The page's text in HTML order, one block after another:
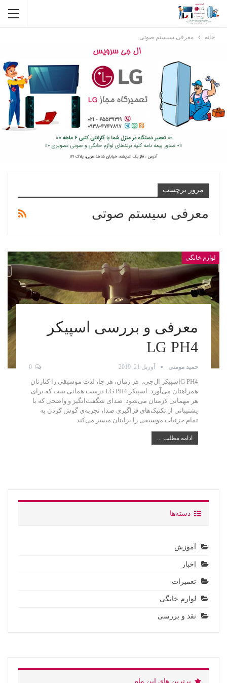
خانه معرفی سیستم صوتی
مرور برچسب
معرفی سیستم صوتی
لوارم خانگی
معرفی و بررسی اسپیکر
LG PH4
حمید مومنی آوریل 21, 2019 0
G PH4اسپیکر ال‌جی، هر زمان، هر جا، لذت موسیقی را کنارتان
همراهتان می‌آورد. اسپیکر LG PH4 درست همانی ست که برای
هر مهمانی لازمتان می‌شود. صدای شگفت‌انگیز و واضحی که با
پشتیبانی از تکنیک‌های فراگیری صدا، تجربه‌ی گوش کردن به
تمام جزئیات موسیقی را برایتان میسر می‌کند
ادامه مطلب ...
دسته‌ها
آموزش
اخبار
تعمیرات
لوارم خانگی
نقد و بررسی
برترین های این ماه